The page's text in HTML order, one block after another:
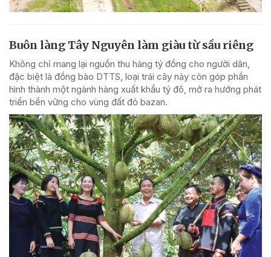
Buôn làng Tây Nguyên làm giàu từ sầu riêng
Không chỉ mang lại nguồn thu hàng tỷ đồng cho người dân,
đặc biệt là đồng bào DTTS, loại trái cây này còn góp phần
hình thành một ngành hàng xuất khẩu tỷ đô, mở ra hướng phát
triển bền vững cho vùng đất đỏ bazan.